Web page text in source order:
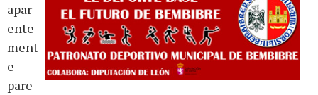
apar
ente
ment
e
pare